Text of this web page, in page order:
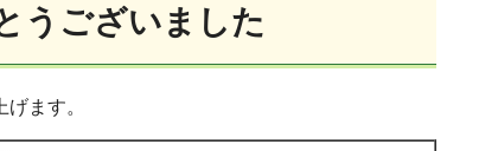
うございました
ます。